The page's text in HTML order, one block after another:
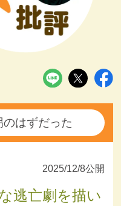
のはずだった
2025/12/8公開
逃亡劇を描い